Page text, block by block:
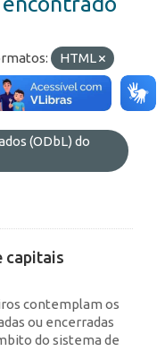
HTML
Portfólio
(ODbL) do
capitais
contemplam os
ou encerradas
do sistema de